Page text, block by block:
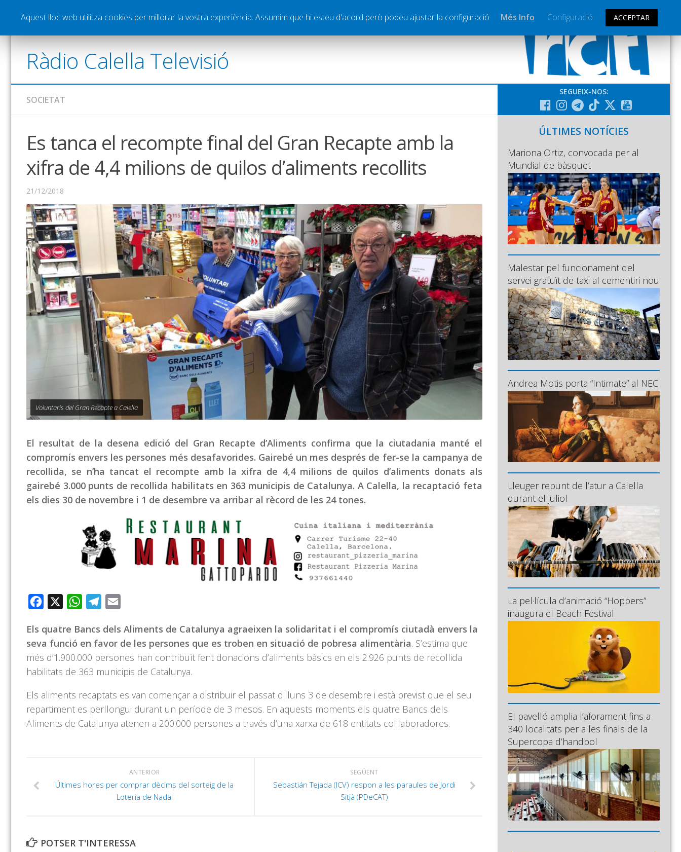
Notícies Esports Pòdcasts Vídeos Graella Publicitat Contacte
Ràdio Calella Televisió
SOCIETAT
Es tanca el recompte final del Gran Recapte amb la
xifra de 4,4 milions de quilos d’aliments recollits
21/12/2018
Voluntaris del Gran Recapte a Calella
El resultat de la desena edició del Gran Recapte d’Aliments confirma que la ciutadania manté el
compromís envers les persones més desafavorides. Gairebé un mes després de fer-se la campanya de
recollida, se n’ha tancat el recompte amb la xifra de 4,4 milions de quilos d’aliments donats als
gairebé 3.000 punts de recollida habilitats en 363 municipis de Catalunya. A Calella, la recaptació feta
els dies 30 de novembre i 1 de desembre va arribar al rècord de les 24 tones.
Facebook WhatsAppTelegram
Els quatre Bancs dels Aliments de Catalunya agraeixen la solidaritat i el compromís ciutadà envers la
seva funció en favor de les persones que es troben en situació de pobresa alimentària. S’estima que
més d’1.900.000 persones han contribuït fent donacions d’aliments bàsics en els 2.926 punts de recollida
habilitats de 363 municipis de Catalunya.
Els aliments recaptats es van començar a distribuir el passat dilluns 3 de desembre i està previst que el seu
repartiment es perllongui durant un període de 3 mesos. En aquests moments els quatre Bancs dels
Aliments de Catalunya atenen a 200.000 persones a través d’una xarxa de 618 entitats col·laboradores.
SEGÜENT
Sebastián Tejada (ICV) respon a les paraules de Jordi
Sitjà (PDeCAT)
ANTERIOR
Últimes hores per comprar dècims del sorteig de la
Loteria de Nadal
POTSER T'INTERESSA
SEGUEIX-NOS:
ÚLTIMES NOTÍCIES
Mariona Ortiz, convocada per al
Mundial de bàsquet
Malestar pel funcionament del
servei gratuït de taxi al cementiri nou
Andrea Motis porta “Intimate” al NEC
Lleuger repunt de l’atur a Calella
durant el juliol
La pel·lícula d’animació “Hoppers”
inaugura el Beach Festival
El pavelló amplia l’aforament fins a
340 localitats per a les finals de la
Supercopa d’handbol
Aquest lloc web utilitza cookies per millorar la vostra experiència. Assumim que hi esteu d'acord però podeu ajustar la configuració. Més Info Configuració ACCEPTAR